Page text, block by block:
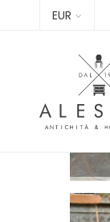
EUR